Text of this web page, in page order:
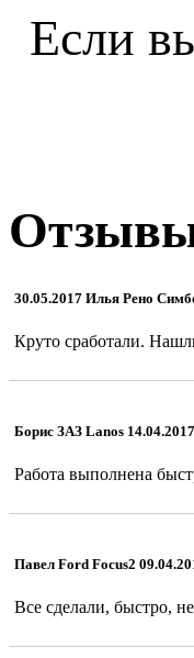
Если
30.05.2017 Илья Рено
Круто сработали.
Борис ЗАЗ Lanos 14.04.2017
Работа выполнена
Павел Ford Focus2
Все сделали, быстро,